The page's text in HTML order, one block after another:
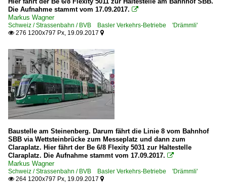
Die Aufnahme stammt vom 17.09.2017. 
Markus Wagner
Schweiz / Strassenbahn / BVB Basler Verkehrs-Betriebe 'Drämmli'
 276 1200x797 Px, 19.09.2017 
Baustelle am Steinenberg. Darum fährt die Linie 8 vom Bahnhof
SBB via Wettsteinbrücke zum Messeplatz und dann zum
Claraplatz. Hier fährt der Be 6/8 Flexity 5031 zur Haltestelle
Claraplatz. Die Aufnahme stammt vom 17.09.2017. 
Markus Wagner
Schweiz / Strassenbahn / BVB Basler Verkehrs-Betriebe 'Drämmli'
 264 1200x797 Px, 19.09.2017 